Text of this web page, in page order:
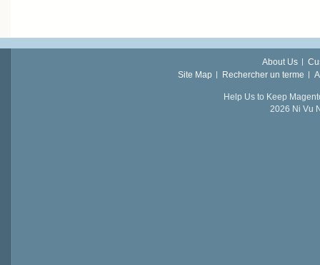
About Us
Site Map
Rechercher un terme
Help Us to Keep
2026 Ni Vu